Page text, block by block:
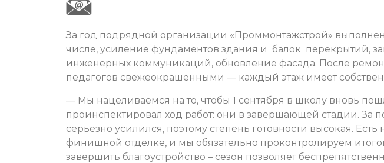
За год подрядной организации «Проммонтажстрой»
числе, усиление фундаментов здания и балок перекрытий,
инженерных коммуникаций, обновление фасада. После
педагогов свежеокрашенными — каждый этаж имеет
— Мы нацеливаемся на то, чтобы 1 сентября в школу вновь
проинспектировал ход работ: они в завершающей стадии. За
серьезно усилился, поэтому степень готовности высокая.
финишной отделке, и мы обязательно проконтролируем
завершить благоустройство – сезон позволяет